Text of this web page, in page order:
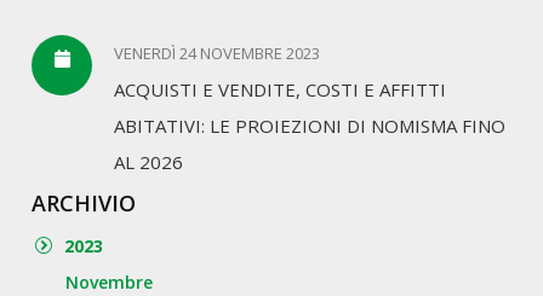
VENERDÌ 24 NOVEMBRE 2023
ACQUISTI E VENDITE, COSTI E AFFITTI
ABITATIVI: LE PROIEZIONI DI NOMISMA FINO
AL 2026
ARCHIVIO
2023
Novembre